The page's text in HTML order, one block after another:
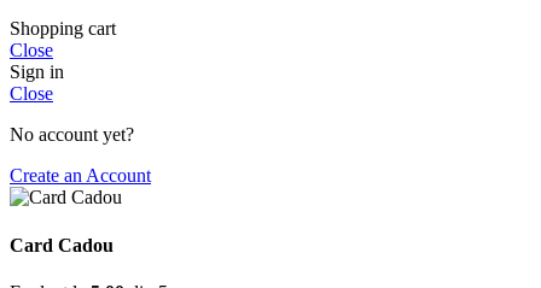
Shopping cart
Close
Sign in
Close
No account yet?
Create an Account
Card Cadou